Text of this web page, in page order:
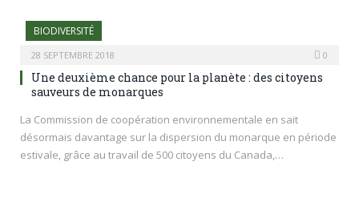
BIODIVERSITÉ
28 SEPTEMBRE 2018 0
Une deuxième chance pour la planète : des citoyens
sauveurs de monarques
La Commission de coopération environnementale en sait
désormais davantage sur la dispersion du monarque en période
estivale, grâce au travail de 500 citoyens du Canada,…